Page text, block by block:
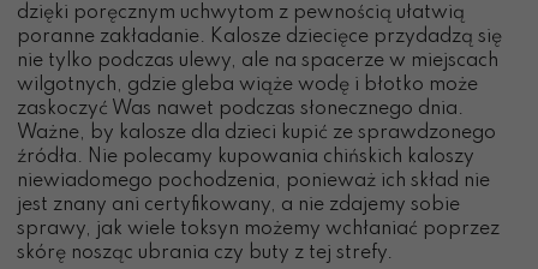
dzięki poręcznym uchwytom z pewnością ułatwią
poranne zakładanie. Kalosze dziecięce przydadzą się
nie tylko podczas ulewy, ale na spacerze w miejscach
wilgotnych, gdzie gleba wiąże wodę i błotko może
zaskoczyć Was nawet podczas słonecznego dnia.
Ważne, by kalosze dla dzieci kupić ze sprawdzonego
źródła. Nie polecamy kupowania chińskich kaloszy
niewiadomego pochodzenia, ponieważ ich skład nie
jest znany ani certyfikowany, a nie zdajemy sobie
sprawy, jak wiele toksyn możemy wchłaniać poprzez
skórę nosząc ubrania czy buty z tej strefy.